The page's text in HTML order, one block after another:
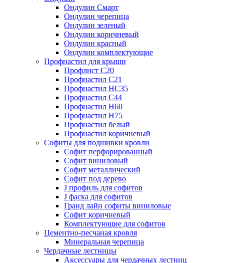
Ондулин Смарт
Ондулин черепица
Ондулин зеленый
Ондулин коричневый
Ондулин красный
Ондулин комплектующие
Профнастил для крыши
Профлист С20
Профнастил С21
Профнастил НС35
Профнастил С44
Профнастил Н60
Профнастил Н75
Профнастил белый
Профнастил коричневый
Софиты для подшивки кровли
Cофит перфорированный
Софит виниловый
Софит металлический
Софит под дерево
J профиль для софитов
J фаска для софитов
Гранд лайн софиты виниловые
Софит коричневый
Комплектующие для софитов
Цементно-песчаная кровля
Минеральная черепица
Чердачные лестницы
Аксессуары для чердачных лестниц